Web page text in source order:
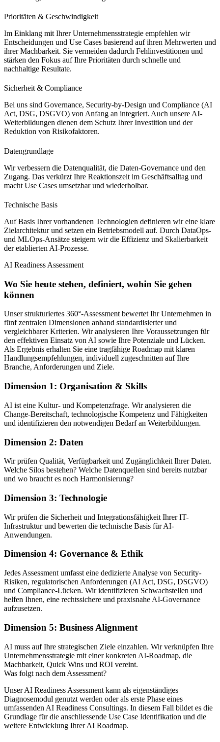
Prioritäten & Geschwindigkeit
Im Einklang mit Ihrer Unternehmensstrategie empfehlen wir
Entscheidungen und Use Cases basierend auf ihren Mehrwerten und
ihrer Machbarkeit. Sie vermeiden dadurch Fehlinvestitionen und
stärken den Fokus auf Ihre Prioritäten durch schnelle und
nachhaltige Resultate.
Sicherheit & Compliance
Bei uns sind Governance, Security-by-Design und Compliance (AI
Act, DSG, DSGVO) von Anfang an integriert. Auch unsere AI-
Weiterbildungen dienen dem Schutz Ihrer Investition und der
Reduktion von Risikofaktoren.
Datengrundlage
Wir verbessern die Datenqualität, die Daten-Governance und den
Zugang. Das verkürzt Ihre Reaktionszeit im Geschäftsalltag und
macht Use Cases umsetzbar und wiederholbar.
Technische Basis
Auf Basis Ihrer vorhandenen Technologien definieren wir eine klare
Zielarchitektur und setzen ein Betriebsmodell auf. Durch DataOps-
und MLOps-Ansätze steigern wir die Effizienz und Skalierbarkeit
der etablierten AI-Prozesse.
AI Readiness Assessment
Wo Sie heute stehen, definiert, wohin Sie gehen
können
Unserstrukturiertes 360°-Assessment bewertet Ihr Unternehmen in
fünf zentralen Dimensionen anhand standardisierter und
vergleichbarer Kriterien. Wir analysieren Ihre Voraussetzungen für
den effektiven Einsatz von AI sowie Ihre Potenziale und Lücken.
Als Ergebnis erhalten Sie eine tragfähige Roadmap mit klaren
Handlungsempfehlungen, individuell zugeschnitten auf Ihre
Branche, Anforderungen und Ziele.
Dimension 1: Organisation & Skills
AI ist eine Kultur- und Kompetenzfrage. Wir analysieren die
Change-Bereitschaft, technologische Kompetenz und Fähigkeiten
und identifizieren den notwendigen Bedarf an Weiterbildungen.
Dimension 2: Daten
Wir prüfen Qualität, Verfügbarkeit und Zugänglichkeit Ihrer Daten.
Welche Silos bestehen? Welche Datenquellen sind bereits nutzbar
und wo braucht es noch Harmonisierung?
Dimension 3: Technologie
Wir prüfen die Sicherheit und Integrationsfähigkeit Ihrer IT-
Infrastruktur und bewerten die technische Basis für AI-
Anwendungen.
Dimension 4: Governance & Ethik
Jedes Assessment umfasst eine dedizierte Analyse von Security-
Risiken, regulatorischen Anforderungen (AI Act, DSG, DSGVO)
und Compliance-Lücken. Wir identifizieren Schwachstellen und
helfen Ihnen, eine rechtssichere und praxisnahe AI-Governance
aufzusetzen.
Dimension 5: Business Alignment
AI muss auf Ihre strategischen Ziele einzahlen. Wir verknüpfen Ihre
Unternehmensstrategie mit einer konkreten AI-Roadmap, die
Machbarkeit, Quick Wins und ROI vereint.
Was folgt nach dem Assessment?
Unser AI Readiness Assessment kann als eigenständiges
Diagnosemodul genutzt werden oder als erste Phase eines
umfassenden AI Readiness Consultings. In diesem Fall bildet es die
Grundlage für die anschliessende Use Case Identifikation und die
weitere Entwicklung Ihrer AI Roadmap.